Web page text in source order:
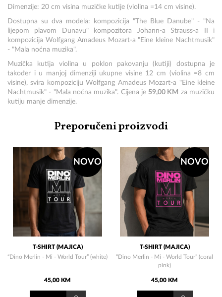
Dimenzije: 20 cm visina muzičke kutije (violina =14 cm visine).
Dostupna su dva modela: kompozicija "The Blue Danube" - "Na
lijepom plavom Dunavu" kompozitora Johann-a Strauss-a II i
kompozicija Wolfgang Amadeus Mozart-a "Eine kleine Nachtmusik"
- "Mala noćna muzika".
Muzička kutija violina u poklon pakovanju (kutiji) dostupna je
također i u manjoj dimenziji ukupne visine 12 cm (violina =8 cm
visine), svira kompoziciju Wolfgang Amadeus Mozart-a "Eine kleine
Nachtmusik" - "Mala noćna muzika". Cijena je 59,00 KM za muzičku
kutiju manje dimenzije.
Preporučeni proizvodi
NOVO
T-SHIRT (MAJICA)
“Dino Merlin - Mi - World Tour” (white)
45,00 KM
NOVO
T-SHIRT (MAJICA)
“Dino Merlin - Mi - World Tour” (coral
pink)
45,00 KM